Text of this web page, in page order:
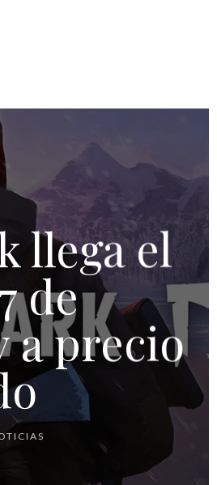
llega el
de
a precio